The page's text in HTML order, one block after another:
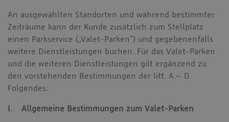
An ausgewählten Standorten und während bestimmter
Zeiträume kann der Kunde zusätzlich zum Stellplatz
einen Parkservice („Valet-Parken“) und gegebenenfalls
weitere Dienstleistungen buchen. Für das Valet-Parken
und die weiteren Dienstleistungen gilt ergänzend zu
den vorstehenden Bestimmungen der litt. A.– D.
Folgendes:
I. Allgemeine Bestimmungen zum Valet-Parken